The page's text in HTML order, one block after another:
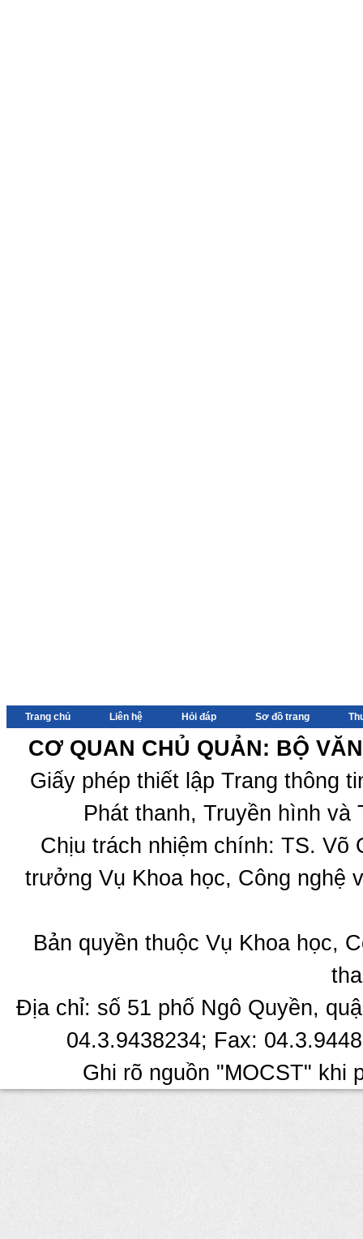
Trang chủ Liên hệ Hỏi đáp Sơ đồ trang
CƠ QUAN CHỦ QUẢN: BỘ
Giấy phép thiết lập Trang thông
Phát thanh, Truyền hình
Chịu trách nhiệm chính: TS.
trưởng Vụ Khoa học, Công nghệ
Bản quyền thuộc Vụ Khoa học,
Địa chỉ: số 51 phố Ngô Quyền,
04.3.9438234; Fax:
Ghi rõ nguồn "MOCST" khi